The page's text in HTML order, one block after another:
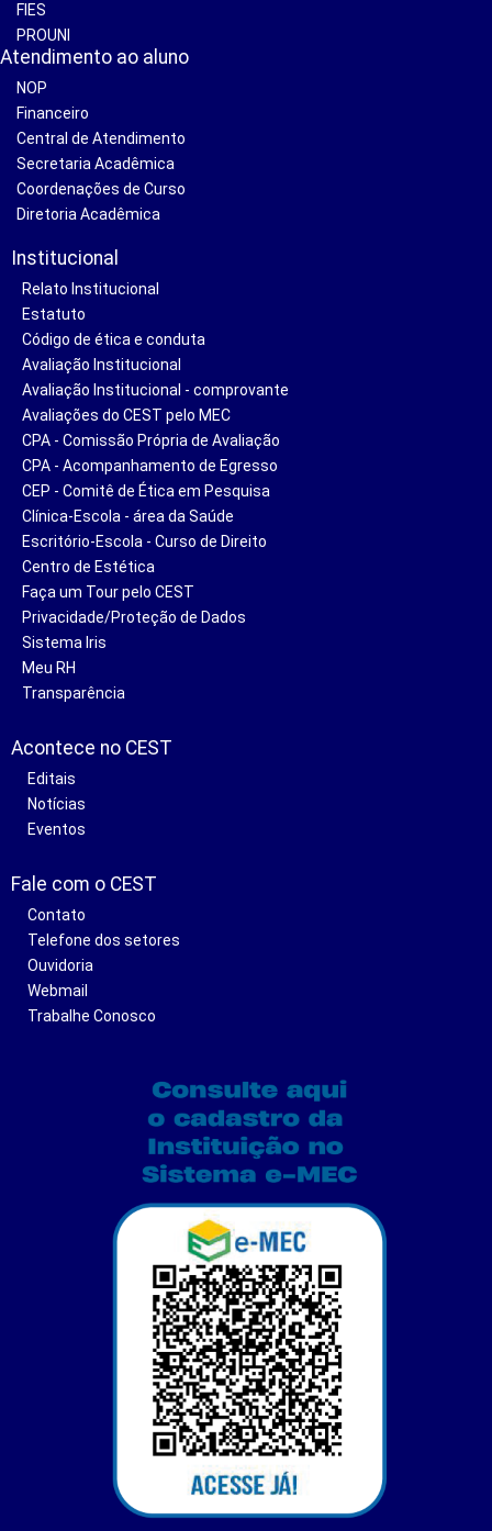
FIES
PROUNI
Atendimento ao aluno
NOP
Financeiro
Central de Atendimento
Secretaria Acadêmica
Coordenações de Curso
Diretoria Acadêmica
Institucional
Relato Institucional
Estatuto
Código de ética e conduta
Avaliação Institucional
Avaliação Institucional - comprovante
Avaliações do CEST pelo MEC
CPA - Comissão Própria de Avaliação
CPA - Acompanhamento de Egresso
CEP - Comitê de Ética em Pesquisa
Clínica-Escola - área da Saúde
Escritório-Escola - Curso de Direito
Centro de Estética
Faça um Tour pelo CEST
Privacidade/Proteção de Dados
Sistema Iris
Meu RH
Transparência
Acontece no CEST
Editais
Notícias
Eventos
Fale com o CEST
Contato
Telefone dos setores
Ouvidoria
Webmail
Trabalhe Conosco